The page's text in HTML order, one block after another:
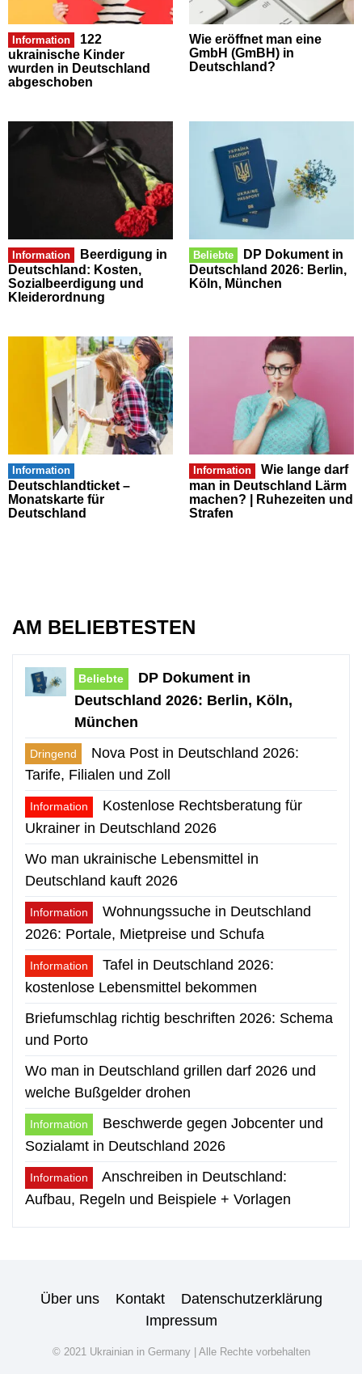
Information
122
ukrainische Kinder
wurden in Deutschland
abgeschoben
Wie eröffnet man eine
GmbH (GmBH) in
Deutschland?
Information
Beerdigung in
Deutschland: Kosten,
Sozialbeerdigung und
Kleiderordnung
Beliebte
DP Dokument in
Deutschland 2026: Berlin,
Köln, München
Information
Deutschlandticket –
Monatskarte für
Deutschland
Information
Wie lange darf
man in Deutschland Lärm
machen? | Ruhezeiten und
Strafen
AM BELIEBTESTEN
Beliebte
DP Dokument in
Deutschland 2026: Berlin, Köln,
München
Dringend
Nova Post in Deutschland 2026:
Tarife, Filialen und Zoll
Information
Kostenlose Rechtsberatung für
Ukrainer in Deutschland 2026
Wo man ukrainische Lebensmittel in
Deutschland kauft 2026
Information
Wohnungssuche in Deutschland
2026: Portale, Mietpreise und Schufa
Information
Tafel in Deutschland 2026:
kostenlose Lebensmittel bekommen
Briefumschlag richtig beschriften 2026: Schema
und Porto
Wo man in Deutschland grillen darf 2026 und
welche Bußgelder drohen
Information
Beschwerde gegen Jobcenter und
Sozialamt in Deutschland 2026
Information
Anschreiben in Deutschland:
Aufbau, Regeln und Beispiele + Vorlagen
Über uns Kontakt
Datenschutzerklärung
Impressum
© 2021 Ukrainian in Germany | Alle Rechte vorbehalten